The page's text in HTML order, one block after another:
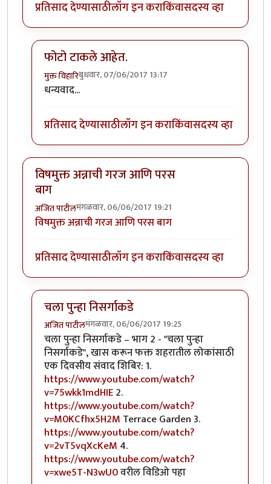
प्रतिसाद देण्यासाठीलॉग इन कराकिंवासदस्य व्हा
फोटो टाकले आहेत.
मुक्त विहारिबुधवार, 07/06/2017 13:17
In reply to
धन्यवाद...
प्रतिसाद देण्यासाठीलॉग इन कराकिंवासदस्य व्हा
विषमुक्त अन्नाची गरज आणि परस
बाग
अजित पाटीलमंगळवार, 06/06/2017 19:21
विषमुक्त अन्नाची गरज आणि परस बाग
प्रतिसाद देण्यासाठीलॉग इन कराकिंवासदस्य व्हा
चला पुन्हा निसर्गाकडे
अजित पाटीलमंगळवार, 06/06/2017 19:25
In reply toविषमुक्त अन्नाची गरज आणि परस बाग
चला पुन्हा निसर्गाकडे – भाग 2 - "चला पुन्हा
निसर्गाकडे", खास करून फक्त शहरातील लोकांसाठी
एक दिवसीय संवाद शिबिर: 1.
https://www.youtube.com/watch?
v=75wkk1mdHIE2.
https://www.youtube.com/watch?
v=M0KCfhx5H2M Terrace Garden 3.
https://www.youtube.com/watch?
v=2vT5vqXcKeM 4.
https://www.youtube.com/watch?
v=xwe5T-N3wU0वरील विडिओ पहा